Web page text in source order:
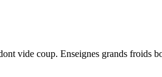
vide coup. Enseignes grands froids